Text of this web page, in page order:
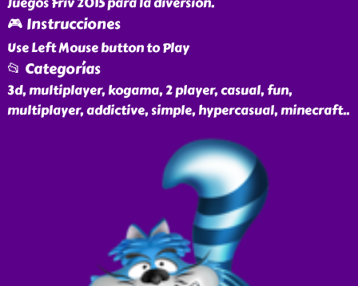
🎮 Instrucciones
Use Left Mouse button to Play
📂 Categorías
3d, multiplayer, kogama, 2 player, casual, fun,
multiplayer, addictive, simple, hypercasual, minecraft..